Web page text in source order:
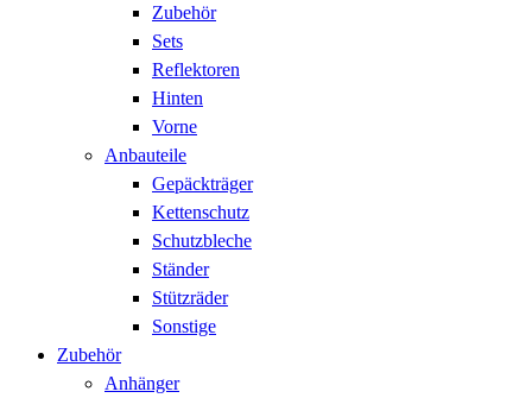
Zubehör
Sets
Reflektoren
Hinten
Vorne
Anbauteile
Gepäckträger
Kettenschutz
Schutzbleche
Ständer
Stützräder
Sonstige
Zubehör
Anhänger